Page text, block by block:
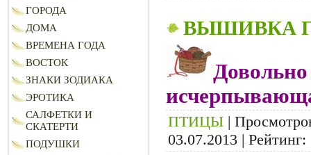
ГОРОДА
ДОМА
ВРЕМЕНА ГОДА
ВОСТОК
ЗНАКИ ЗОДИАКА
ЭРОТИКА
САЛФЕТКИ И
СКАТЕРТИ
ПОДУШКИ
ВЫШИВКА
ПТИЦЫ |
03.07.2013 | Рейтинг: